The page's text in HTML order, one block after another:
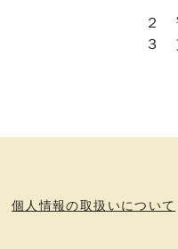
２
３
個人情報の取扱いについて